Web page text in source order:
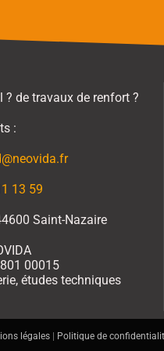
? de travaux de renfort ?
:
13 59
Saint-Nazaire
00015
études techniques
légales| Politique de